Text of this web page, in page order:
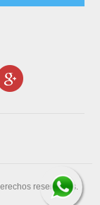
reservados.